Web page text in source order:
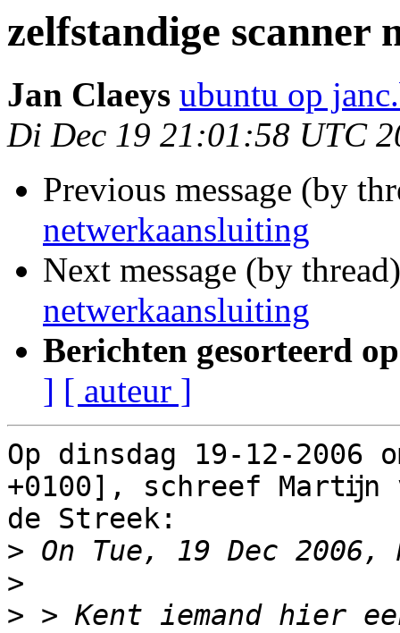
zelfstandige scanner
Jan Claeys ubuntu op
Di Dec 19 21:01:58 UTC
Previous message (by
netwerkaansluiting
Next message (by
netwerkaansluiting
Berichten gesorteerd
] [ auteur ]
Op dinsdag 19-12-
+0100], schreef Martĳn
de Streek:
>
>
> > Kent iemand hier